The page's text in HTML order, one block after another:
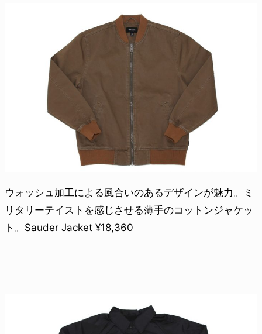
ウォッシュ加工による風合いのあるデザインが魅力。ミ
リタリーテイストを感じさせる薄手のコットンジャケッ
ト。Sauder Jacket ¥18,360